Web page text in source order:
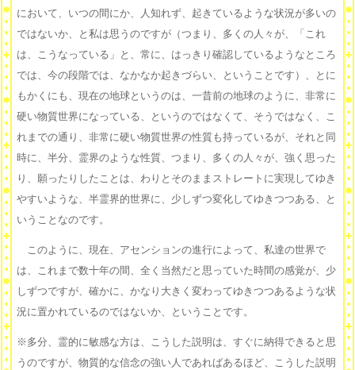
において、いつの間にか、人知れず、起きているような状況が多いの
ではないか、と私は思うのですが（つまり、多くの人々が、「これ
は、こうなっている」と、常に、はっきり確認しているようなところ
では、今の段階では、なかなか起きづらい、ということです）、とに
もかくにも、現在の地球というのは、一昔前の地球のように、非常に
硬い物質世界になっている、というのではなくて、そうではなく、こ
れまでの通り、非常に硬い物質世界の性質も持っているが、それと同
時に、半分、霊界のような性質、つまり、多くの人々が、強く思った
り、願ったりしたことは、わりとそのままストレートに実現してゆき
やすいような、半霊界的世界に、少しずつ変化してゆきつつある、と
いうことなのです。
このように、現在、アセンションの進行によって、私達の世界で
は、これまで数十年の間、全く当然だと思っていた時間の感覚が、少
しずつですが、確かに、かなり大きく変わってゆきつつあるような状
況に置かれているのではないか、ということです。
※多分、霊的に敏感な方は、こうした説明は、すぐに納得できると思
うのですが、物質的な信念の強い人であればあるほど、こうした説明